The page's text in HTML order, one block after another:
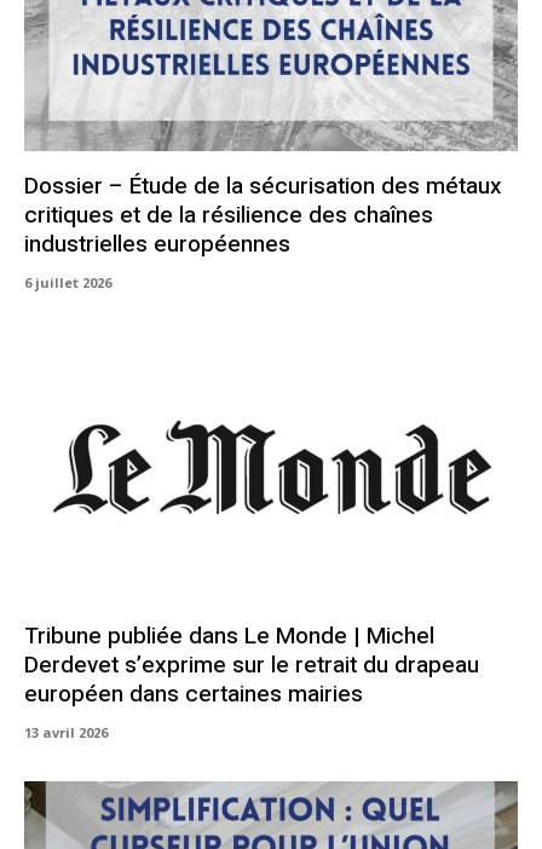
Dossier – Étude de la sécurisation des métaux
critiques et de la résilience des chaînes
industrielles européennes
6 juillet 2026
Tribune publiée dans Le Monde | Michel
Derdevet s’exprime sur le retrait du drapeau
européen dans certaines mairies
13 avril 2026